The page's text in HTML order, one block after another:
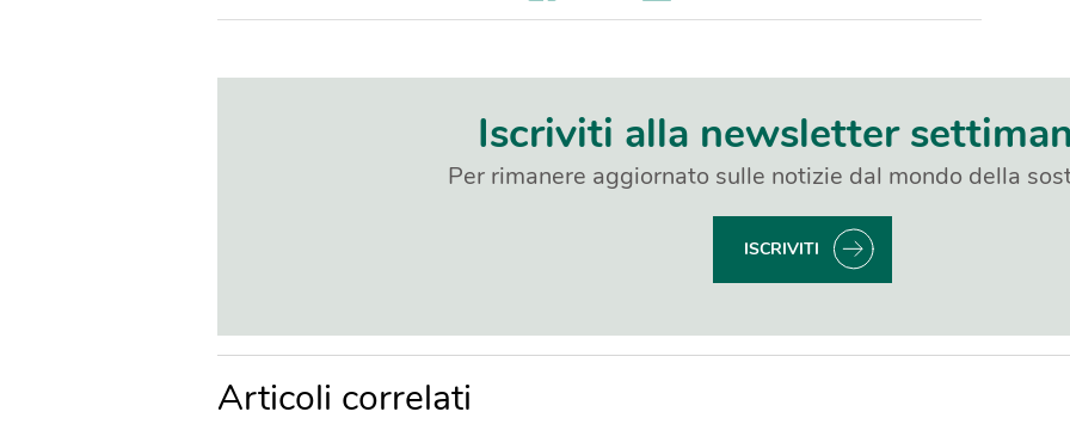
Iscriviti alla newsletter
Per rimanere aggiornato sulle notizie dal mondo della
ISCRIVITI
Articoli correlati